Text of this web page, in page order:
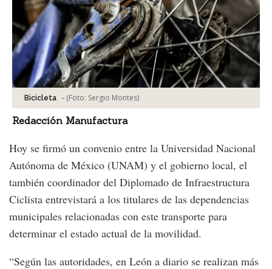
Bicicleta - (Foto: Sergio Montes)
Redacción Manufactura
Hoy se firmó un convenio entre la Universidad Nacional
Autónoma de México (UNAM) y el gobierno local, el
también coordinador del Diplomado de Infraestructura
Ciclista entrevistará a los titulares de las dependencias
municipales relacionadas con este transporte para
determinar el estado actual de la movilidad.
“Según las autoridades, en León a diario se realizan más